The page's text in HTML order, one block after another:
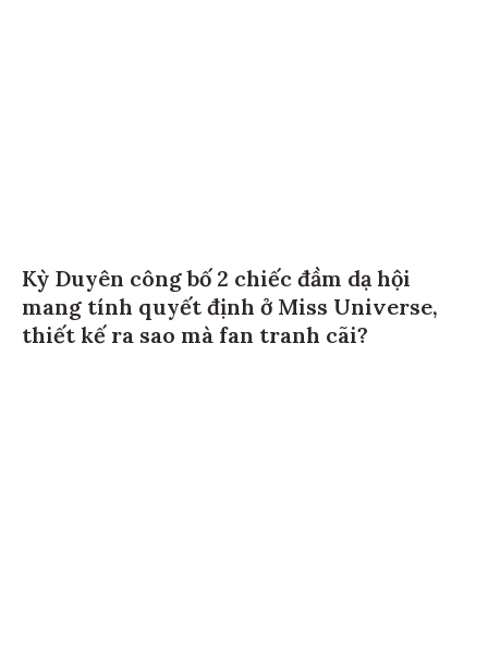
Kỳ Duyên công bố 2 chiếc đầm dạ hội
mang tính quyết định ở Miss Universe,
thiết kế ra sao mà fan tranh cãi?